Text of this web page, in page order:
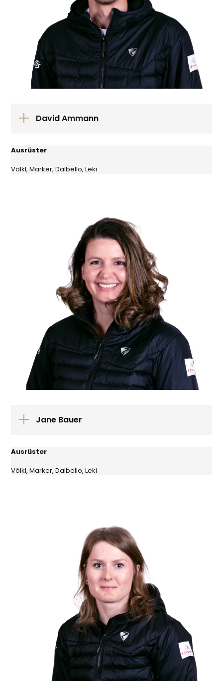
David Ammann
Ausrüster
Völkl, Marker, Dalbello, Leki
Jane Bauer
Ausrüster
Völkl, Marker, Dalbello, Leki